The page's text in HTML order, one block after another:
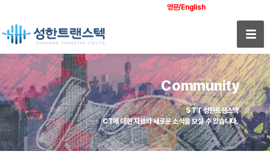
영문/English
Community
STT 성한트랜스텍
CT에 대한 자료와 새로운 소식을 보실 수 있습니다.